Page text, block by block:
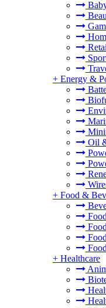
+ Energy &
Oil
+ Food &
+ Healthcare